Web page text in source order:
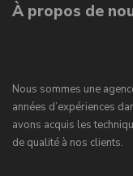
À propos de
Nous sommes une
années d’expériences
avons acquis les
de qualité à nos clients.